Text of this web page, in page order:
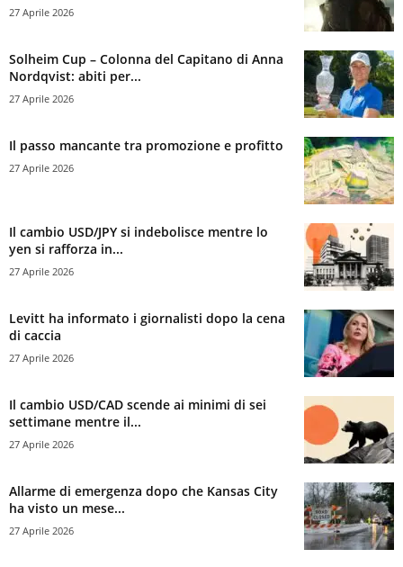
27 Aprile 2026
Solheim Cup – Colonna del Capitano di Anna
Nordqvist: abiti per...
27 Aprile 2026
Il passo mancante tra promozione e profitto
27 Aprile 2026
Il cambio USD/JPY si indebolisce mentre lo
yen si rafforza in...
27 Aprile 2026
Levitt ha informato i giornalisti dopo la cena
di caccia
27 Aprile 2026
Il cambio USD/CAD scende ai minimi di sei
settimane mentre il...
27 Aprile 2026
Allarme di emergenza dopo che Kansas City
ha visto un mese...
27 Aprile 2026